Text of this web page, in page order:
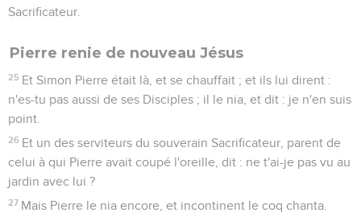
Sacrificateur.
Pierre renie de nouveau Jésus
25 Et Simon Pierre était là, et se chauffait ; et ils lui dirent :
n'es-tu pas aussi de ses Disciples ; il le nia, et dit : je n'en suis
point.
26 Et un des serviteurs du souverain Sacrificateur, parent de
celui à qui Pierre avait coupé l'oreille, dit : ne t'ai-je pas vu au
jardin avec lui ?
27 Mais Pierre le nia encore, et incontinent le coq chanta.